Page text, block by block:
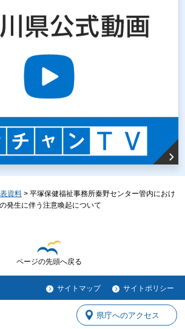
資料 > 平塚保健福祉事務所秦野センター管内におけ
発生に伴う注意喚起について
ページの先頭へ戻る
サイトマップ サイトポリシー
県庁へのアクセス